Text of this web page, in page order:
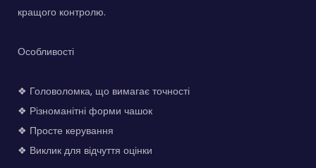
кращого контролю.
Особливості
❖ Головоломка, що вимагає точності
❖ Різноманітні форми чашок
❖ Просте керування
❖ Виклик для відчуття оцінки